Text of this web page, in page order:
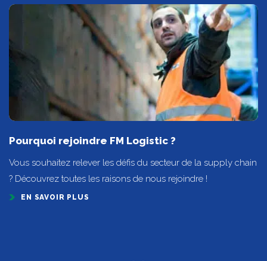
Pourquoi rejoindre FM Logistic ?
Vous souhaitez relever les défis du secteur de la supply chain
? Découvrez toutes les raisons de nous rejoindre !
EN SAVOIR PLUS